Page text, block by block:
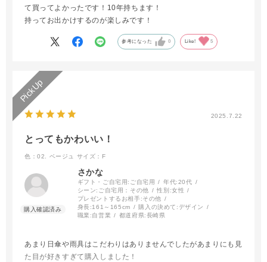
て買ってよかったです！10年持ちます！
持ってお出かけするのが楽しみです！
参考になった 0 Like! 5
2025.7.22
とってもかわいい！
色：02. ベージュ サイズ：F
さかな
ギフト・ご自宅用: ご自宅用 年代:20代
シーン: ご自宅用：その他 性別:女性
プレゼントするお相手:その他
身長:161～165cm 購入の決めて: デザイン
職業:自営業 都道府県:長崎県
あまり日傘や雨具はこだわりはありませんでしたがあまりにも見
た目が好きすぎて購入しました！